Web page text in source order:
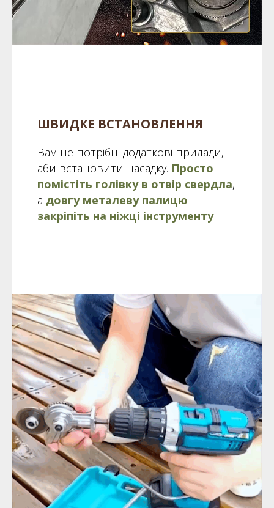
ШВИДКЕ ВСТАНОВЛЕННЯ
Вам не потрібні додаткові прилади,
аби встановити насадку. Просто
помістіть голівку в отвір свердла,
а довгу металеву палицю
закріпіть на ніжці інструменту